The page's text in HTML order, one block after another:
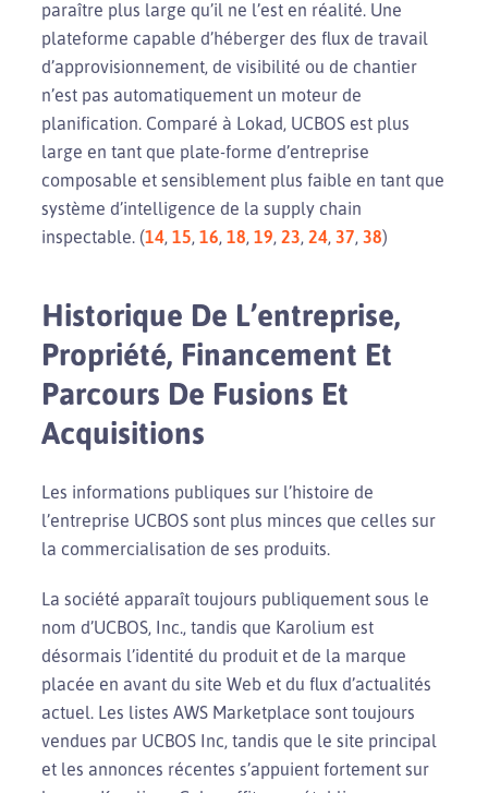
paraître plus large qu’il ne l’est en réalité. Une
plateforme capable d’héberger des flux de travail
d’approvisionnement, de visibilité ou de chantier
n’est pas automatiquement un moteur de
planification. Comparé à Lokad, UCBOS est plus
large en tant que plate-forme d’entreprise
composable et sensiblement plus faible en tant que
système d’intelligence de la supply chain
inspectable. (14, 15, 16, 18, 19, 23, 24, 37, 38)
Historique De L’entreprise,
Propriété, Financement Et
Parcours De Fusions Et
Acquisitions
Les informations publiques sur l’histoire de
l’entreprise UCBOS sont plus minces que celles sur
la commercialisation de ses produits.
La société apparaît toujours publiquement sous le
nom d’UCBOS, Inc., tandis que Karolium est
désormais l’identité du produit et de la marque
placée en avant du site Web et du flux d’actualités
actuel. Les listes AWS Marketplace sont toujours
vendues par UCBOS Inc, tandis que le site principal
et les annonces récentes s’appuient fortement sur